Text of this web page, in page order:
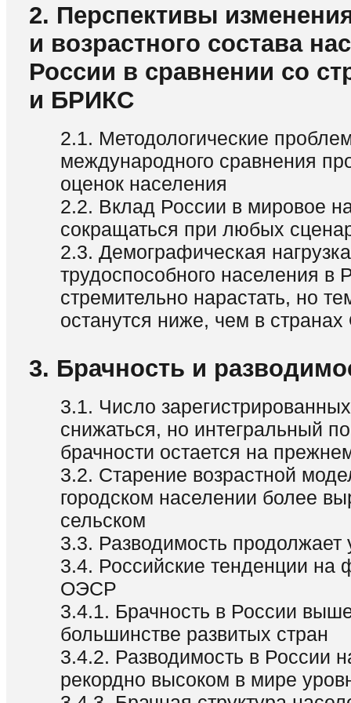
2. Перспективы
и возрастного состава
России в сравнении со
и БРИКС
2.1. Методологические
международного сравнения
оценок населения
2.2. Вклад России в мировое
сокращаться при любых
2.3. Демографическая нагрузка
трудоспособного населения в
стремительно нарастать, но
останутся ниже, чем в
3. Брачность и
3.1. Число
снижаться, но интегральный
брачности остается на
3.2. Старение возрастной
городском населении более
сельском
3.3. Разводимость продолжает
3.4. Российские тенденции на
ОЭСР
3.4.1. Брачность в России
большинстве развитых стран
3.4.2. Разводимость в России
рекордно высоком в мире